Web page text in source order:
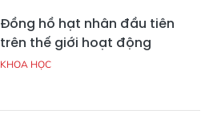
Đồng hồ hạt nhân đầu tiên
trên thế giới hoạt động
KHOA HỌC